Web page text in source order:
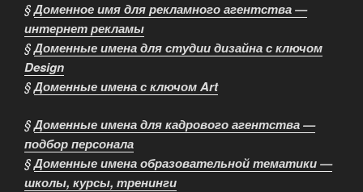
§Доменное имя для рекламного агентства —
интернет рекламы
§Доменные имена для студии дизайна с ключом
Design
§Доменные имена с ключом Art
§Доменные имена для кадрового агентства —
подбор персонала
§Доменные имена образовательной тематики —
школы, курсы, тренинги